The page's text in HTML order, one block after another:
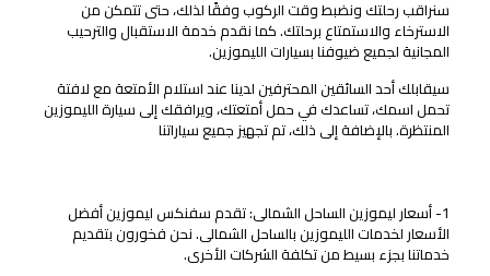
سنراقب رحلتك ونضبط وقت الركوب وفقًا لذلك، حتى تتمكن من
الاسترخاء والاستمتاع برحلتك. كما نقدم خدمة الاستقبال والترحيب
المجانية لجميع ضيوفنا بسيارات الليموزين.
سيقابلك أحد السائقين المحترفين لدينا عند استلام الأمتعة مع لافتة
تحمل اسمك، تساعدك في حمل أمتعتك، ويرافقك إلى سيارة الليموزين
المنتظرة. بالإضافة إلى ذلك، تم تجهيز جميع سياراتنا
1- أسعار ليموزين الساحل الشمالى: تقدم سفنكس ليموزين أفضل
الأسعار لخدمات الليموزين بالساحل الشمالى. نحن فخورون بتقديم
خدماتنا بجزء بسيط من تكلفة الشركات الأخرى.